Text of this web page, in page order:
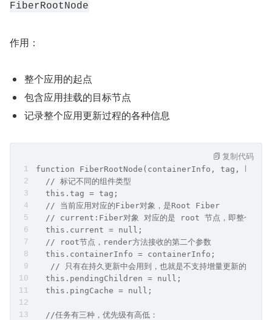
FiberRootNode
作用：
整个应用的起点
包含应用挂载的目标节点
记录整个应用更新过程的各种信息
function FiberRootNode(containerInfo, tag,
  // 标记不同的组件类型
  this.tag = tag;
  // 当前应用对应的Fiber对象，是Root Fiber
// current:Fiber对象 对应的是 root 节点，即整个应用
  this.current = null;
  // root节点，render方法接收的第二个参数
  this.containerInfo = containerInfo;
// 只有在持久更新中会用到，也就是不支持增量更新的平台
  this.pendingChildren = null;
  this.pingCache = null;
  //任务有三种，优先级有高低：
复制代码